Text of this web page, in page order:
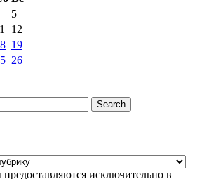
5
12
19
26
Search
исключительно в